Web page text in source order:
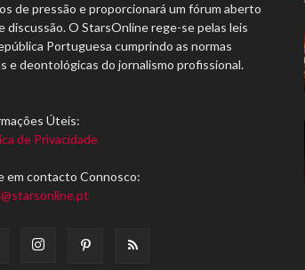
de pressão e proporcionará um fórum aberto
discussão. O StarsOnline rege-se pelas leis
Portuguesa cumprindo as normas
e deontológicas do jornalismo profissional.
Úteis:
de Privacidade
em contacto Connosco: